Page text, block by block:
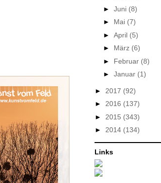
► Juni (8)
► Mai (7)
► April (5)
► März (6)
► Februar (8)
► Januar (1)
► 2017 (92)
► 2016 (137)
► 2015 (343)
► 2014 (134)
Links